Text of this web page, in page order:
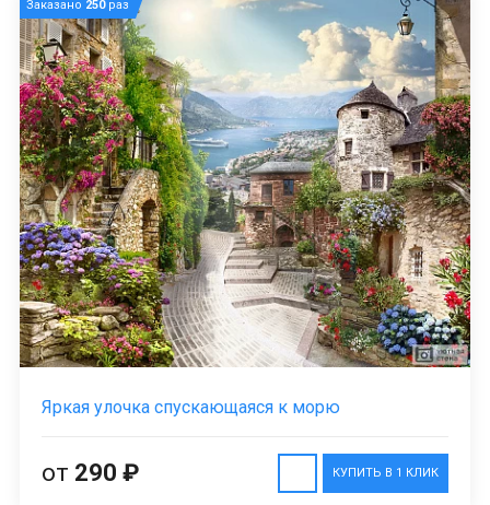
Заказано 250раз
Яркая улочка спускающаяся к морю
КУПИТЬ В 1 КЛИК
от 290 ₽